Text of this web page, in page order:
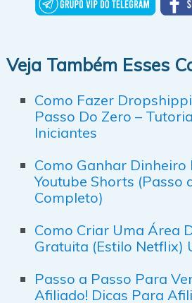
Veja Também Esses
Como Fazer
Passo Do Zero –
Iniciantes
Como Ganhar Dinheiro
Youtube Shorts (Passo
Completo)
Como Criar Uma Área
Gratuita (Estilo Netflix)
Passo a Passo Para
Afiliado! Dicas Para